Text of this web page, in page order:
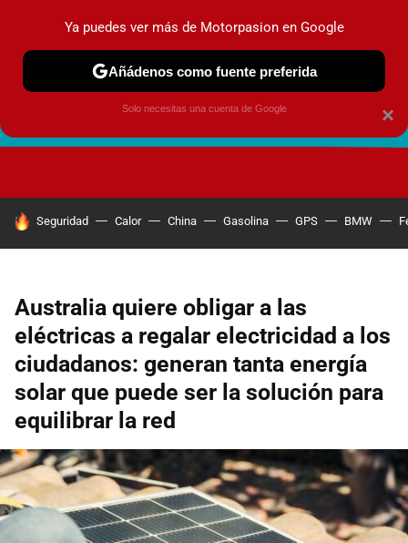
HOY SE HABLA DE
Seguridad Calor China Gasolina GPS BMW
Australia quiere obligar a las
eléctricas a regalar electricidad a los
ciudadanos: generan tanta energía
solar que puede ser la solución para
equilibrar la red
×
Ya puedes ver más de Motorpasion en Google
Añádenos como fuente preferida
Solo necesitas una cuenta de Google